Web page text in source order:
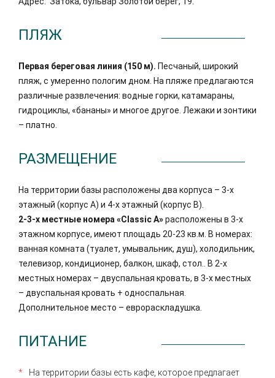
ПЛЯЖ
Первая береговая линия (150 м). Песчаный, широкий
пляж, с умеренно пологим дном. На пляже предлагаются
различные развлечения: водные горки, катамараны,
гидроциклы, «бананы» и многое другое. Лежаки и зонтики
– платно.
РАЗМЕЩЕНИЕ
На территории базы расположены два корпуса – 3-х
этажный (корпус А) и 4-х этажный (корпус В).
2-3-х местные номера «Classic A»расположены в 3-х
этажном корпусе, имеют площадь 20-23 кв.м. В номерах:
ванная комната (туалет, умывальник, душ), холодильник,
телевизор, кондиционер, балкон, шкаф, стол.. В 2-х
местных номерах – двуспальная кровать, в 3-х местных
– двуспальная кровать + односпальная.
Дополнительное место – еврораскладушка.
ПИТАНИЕ
На территории базы есть кафе, которое предлагает